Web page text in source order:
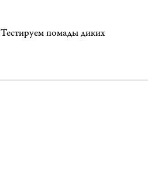
Тестируем помады диких